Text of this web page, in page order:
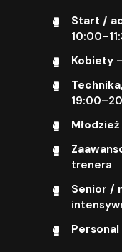
Start /
Kobiety
Młodzież
trenera
Senior /
Personal